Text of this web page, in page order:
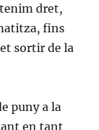
dret,
fins
sortir de la
puny a la
en tant